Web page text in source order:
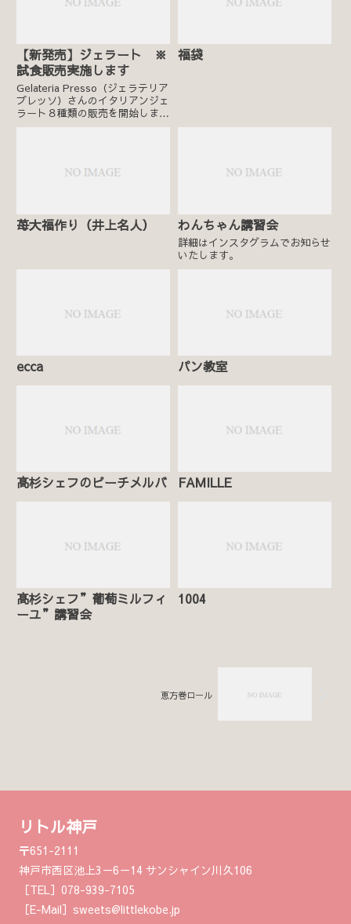
【新発売】ジェラート ※
試食販売実施します
Gelateria Presso（ジェラテリア
プレッソ）さんのイタリアンジェ
ラート８種類の販売を開始しま
す。詳細はこちら
福袋
苺大福作り（井上名人） わんちゃん講習会
詳細はインスタグラムでお知らせ
いたします。
ecca パン教室
髙杉シェフのピーチメルバ FAMILLE
髙杉シェフ”葡萄ミルフィ
ーユ”講習会
1004
恵方巻ロール
リトル神戸
〒651-2111
神戸市西区池上3－6－14 サンシャイン川久106
［TEL］078-939-7105
［E-Mail］sweets@littlekobe.jp